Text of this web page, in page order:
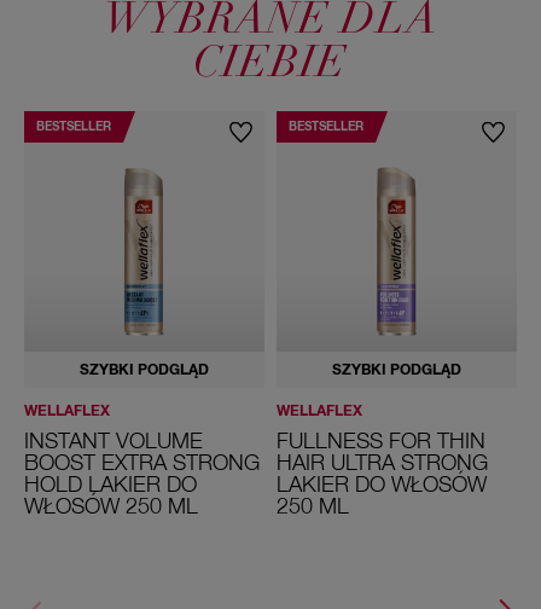
WYBRANE DLA
CIEBIE
BESTSELLER
SZYBKI PODGLĄD
WELLAFLEX
INSTANT VOLUME
BOOST EXTRA STRONG
HOLD LAKIER DO
WŁOSÓW 250 ML
BESTSELLER
SZYBKI PODGLĄD
WELLAFLEX
FULLNESS FOR THIN
HAIR ULTRA STRONG
LAKIER DO WŁOSÓW
250 ML